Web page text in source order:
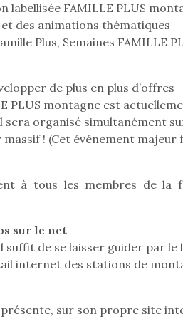
labellisée FAMILLE PLUS
des animations thématiques
Plus, Semaines FAMILLE
de plus en plus d’offres
PLUS montagne est
sera organisé simultanément
massif ! (Cet événement majeur
à tous les membres de la
sur le net
suffit de se laisser guider par le
internet des stations de
présente, sur son propre site